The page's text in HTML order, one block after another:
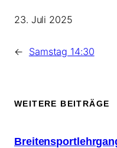
23. Juli 2025
← Samstag 14:30
WEITERE BEITRÄGE